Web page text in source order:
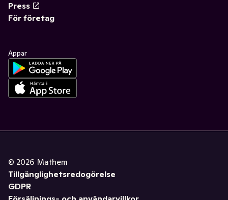
Press
För företag
Appar
© 2026 Mathem
Tillgänglighetsredogörelse
GDPR